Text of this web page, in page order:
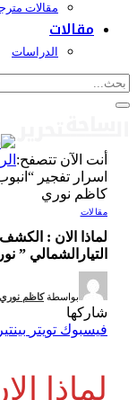
مقالات
مقالات
الدراسات
أنت الآن تتصفح:
كاظم نوري
مقالات
لماذا الان :
التيارالشمالي ” نورد
بواسطة كاظم نوري
شاركها
فيسبوك تويتر
لماذا